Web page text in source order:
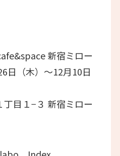
新宿ミロー
日（木）～12月10日
目１−３ 新宿ミロー